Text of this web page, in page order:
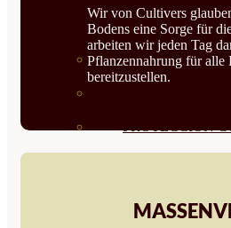
SUELO
ÁCIDOS
Wir von Cultivers
Bodens eine Sorge für
arbeiten wir jeden Tag
Pflanzennahrung für alle
bereitzustellen.